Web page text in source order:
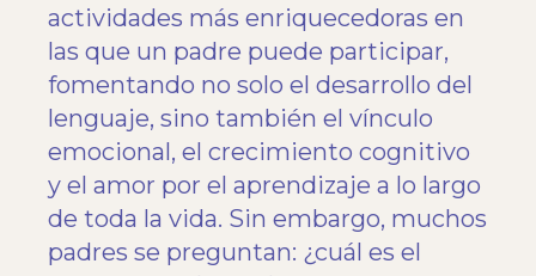
actividades más enriquecedoras en
las que un padre puede participar,
fomentando no solo el desarrollo del
lenguaje, sino también el vínculo
emocional, el crecimiento cognitivo
y el amor por el aprendizaje a lo largo
de toda la vida. Sin embargo, muchos
padres se preguntan: ¿cuál es el